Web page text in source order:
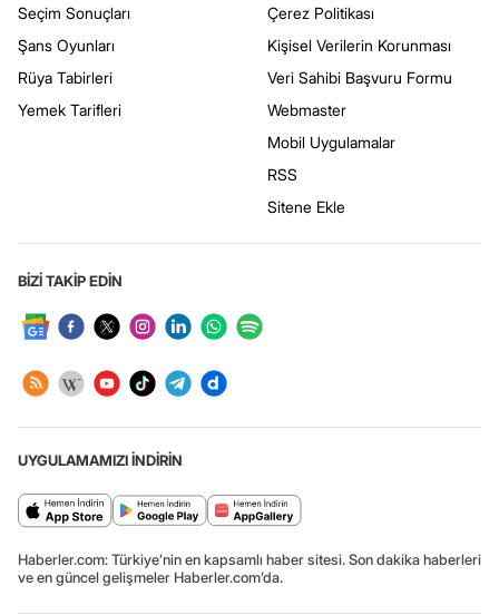
Seçim Sonuçları
Şans Oyunları
Rüya Tabirleri
Yemek Tarifleri
Çerez Politikası
Kişisel Verilerin Korunması
Veri Sahibi Başvuru Formu
Webmaster
Mobil Uygulamalar
RSS
Sitene Ekle
BİZİ TAKİP EDİN
UYGULAMAMIZI İNDİRİN
Haberler.com: Türkiye’nin en kapsamlı haber sitesi. Son dakika haberleri
ve en güncel gelişmeler Haberler.com’da.